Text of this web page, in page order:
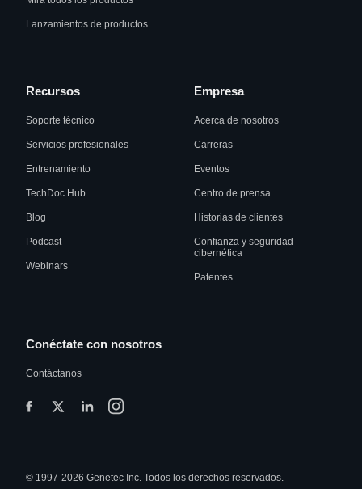
Lanzamientos de productos
Recursos
Soporte técnico
Servicios profesionales
Entrenamiento
TechDoc Hub
Blog
Podcast
Webinars
Empresa
Acerca de nosotros
Carreras
Eventos
Centro de prensa
Historias de clientes
Confianza y seguridad
cibernética
Patentes
Conéctate con nosotros
Contáctanos
© 1997-2026 Genetec Inc. Todos los derechos reservados.